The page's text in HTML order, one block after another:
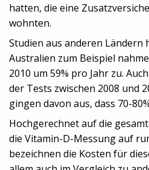
hatten, die eine
wohnten.
Studien aus anderen
Australien zum Beispiel
2010 um 59% pro Jahr zu.
der Tests zwischen 2008 und
gingen davon aus, dass 70-
Hochgerechnet auf die
die Vitamin-D-Messung auf
bezeichnen die Kosten für